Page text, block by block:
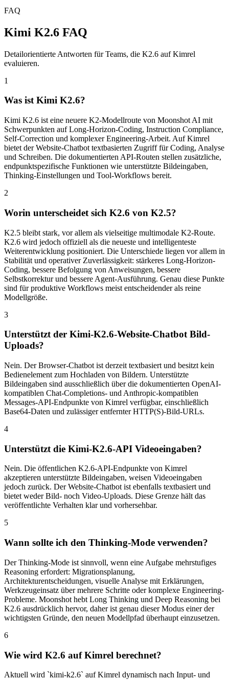
FAQ
Kimi K2.6 FAQ
Detailorientierte Antworten für Teams, die K2.6 auf Kimrel
evaluieren.
1
Was ist Kimi K2.6?
Kimi K2.6 ist eine neuere K2-Modellroute von Moonshot AI mit
Schwerpunkten auf Long-Horizon-Coding, Instruction Compliance,
Self-Correction und komplexer Engineering-Arbeit. Auf Kimrel
bietet der Website-Chatbot textbasierten Zugriff für Coding, Analyse
und Schreiben. Die dokumentierten API-Routen stellen zusätzliche,
endpunktspezifische Funktionen wie unterstützte Bildeingaben,
Thinking-Einstellungen und Tool-Workflows bereit.
2
Worin unterscheidet sich K2.6 von K2.5?
K2.5 bleibt stark, vor allem als vielseitige multimodale K2-Route.
K2.6 wird jedoch offiziell als die neueste und intelligenteste
Weiterentwicklung positioniert. Die Unterschiede liegen vor allem in
Stabilität und operativer Zuverlässigkeit: stärkeres Long-Horizon-
Coding, bessere Befolgung von Anweisungen, bessere
Selbstkorrektur und bessere Agent-Ausführung. Genau diese Punkte
sind für produktive Workflows meist entscheidender als reine
Modellgröße.
3
Unterstützt der Kimi-K2.6-Website-Chatbot Bild-
Uploads?
Nein. Der Browser-Chatbot ist derzeit textbasiert und besitzt kein
Bedienelement zum Hochladen von Bildern. Unterstützte
Bildeingaben sind ausschließlich über die dokumentierten OpenAI-
kompatiblen Chat-Completions- und Anthropic-kompatiblen
Messages-API-Endpunkte von Kimrel verfügbar, einschließlich
Base64-Daten und zulässiger entfernter HTTP(S)-Bild-URLs.
4
Unterstützt die Kimi-K2.6-API Videoeingaben?
Nein. Die öffentlichen K2.6-API-Endpunkte von Kimrel
akzeptieren unterstützte Bildeingaben, weisen Videoeingaben
jedoch zurück. Der Website-Chatbot ist ebenfalls textbasiert und
bietet weder Bild- noch Video-Uploads. Diese Grenze hält das
veröffentlichte Verhalten klar und vorhersehbar.
5
Wann sollte ich den Thinking-Mode verwenden?
Der Thinking-Mode ist sinnvoll, wenn eine Aufgabe mehrstufiges
Reasoning erfordert: Migrationsplanung,
Architekturentscheidungen, visuelle Analyse mit Erklärungen,
Werkzeugeinsatz über mehrere Schritte oder komplexe Engineering-
Probleme. Moonshot hebt Long Thinking und Deep Reasoning bei
K2.6 ausdrücklich hervor, daher ist genau dieser Modus einer der
wichtigsten Gründe, den neuen Modellpfad überhaupt einzusetzen.
6
Wie wird K2.6 auf Kimrel berechnet?
Aktuell wird `kimi-k2.6` auf Kimrel dynamisch nach Input- und